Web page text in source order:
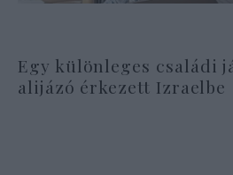
Egy különleges családi
alijázó érkezett Izraelbe